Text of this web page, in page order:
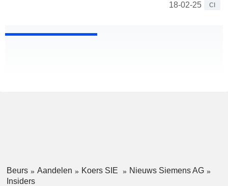
18-02-25
CI
Beurs Aandelen Koers SIE
Nieuws Siemens AG
Insiders